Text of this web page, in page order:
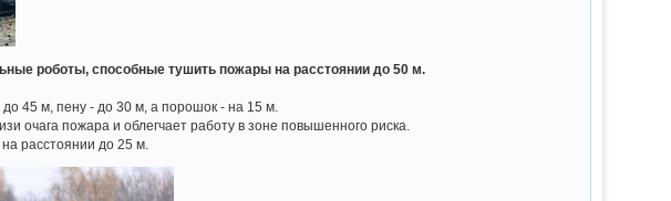
роботы, способные тушить пожары на расстоянии до 50 м.
45 м, пену - до 30 м, а порошок - на 15 м.
очага пожара и облегчает работу в зоне повышенного риска.
расстоянии до 25 м.